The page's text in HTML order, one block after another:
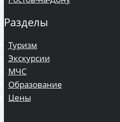
Разделы
Туризм
Экскурсии
МЧС
Образование
Цены